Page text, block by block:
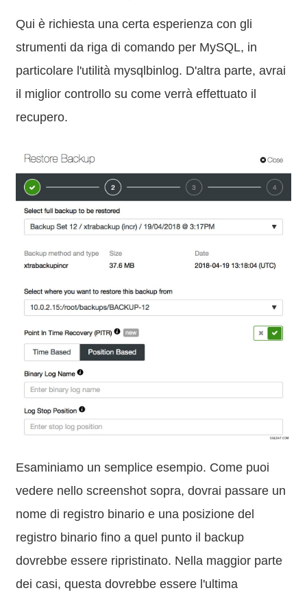
Qui è richiesta una certa esperienza con gli
strumenti da riga di comando per MySQL, in
particolare l'utilità mysqlbinlog. D'altra parte, avrai
il miglior controllo su come verrà effettuato il
recupero.
Esaminiamo un semplice esempio. Come puoi
vedere nello screenshot sopra, dovrai passare un
nome di registro binario e una posizione del
registro binario fino a quel punto il backup
dovrebbe essere ripristinato. Nella maggior parte
dei casi, questa dovrebbe essere l'ultima